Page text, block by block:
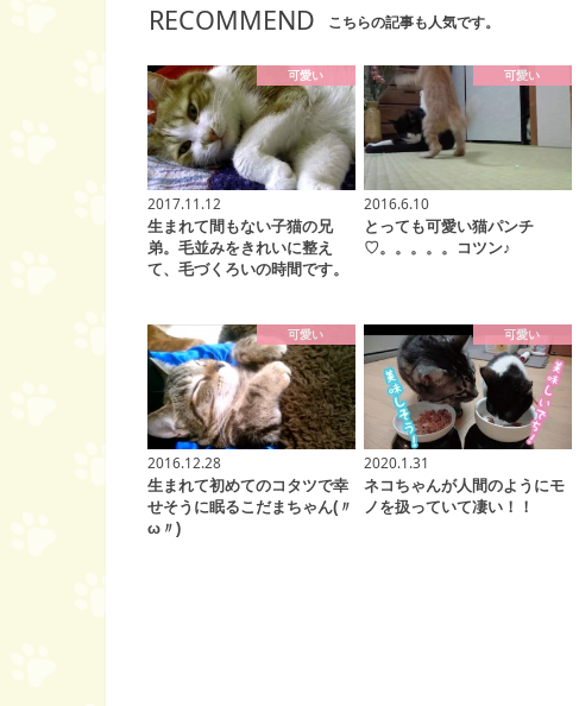
RECOMMEND こちらの記事も人気です。
可愛い
2017.11.12
生まれて間もない子猫の兄
弟。毛並みをきれいに整え
て、毛づくろいの時間です。
可愛い
2016.6.10
とっても可愛い猫パンチ
♡。。。。。コツン♪
可愛い
2016.12.28
生まれて初めてのコタツで幸
せそうに眠るこだまちゃん(〃
ω〃)
可愛い
2020.1.31
ネコちゃんが人間のようにモ
ノを扱っていて凄い！！